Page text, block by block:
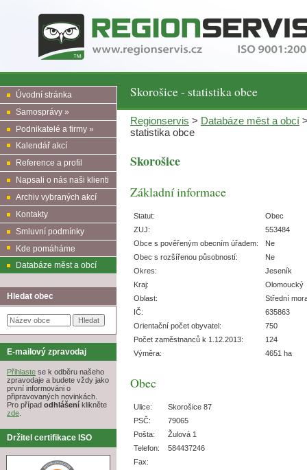
Skorošice - statistika obce
Úvodní stránka
Samosprávy »
Podnikatelé a firmy »
Kalendář akcí
Reference a profil
Napsali o nás naši klienti
Archiv vybraných akcí
Kontakty
Smluvní podmínky
Kde pomáháme
Databáze měst a obcí
Hledat obec
E-mailový zpravodaj
Přihlaste se k odběru našeho
zpravodaje a budete vždy jako
první informováni o
připravovaných novinkách.
Pro případ odhlášení klikněte
zde.
Držitel certifikace ISO
Regionservis > Databáze měst a obcí
statistika obce
Skorošice
Základní informace
Statut:
Obec
ZUJ:
553484
Obce s pověřeným obecním úřadem:
Ne
Obec s rozšířenou působností:
Ne
Okres:
Jeseník
Kraj:
Olomoucký
Oblast:
Střední
IČ:
635863
Orientační počet obyvatel:
750
Počet zaměstnanců k 1.12.2013:
124
Výměra:
4651 ha
Obec
Ulice:
Skorošice 87
PSČ:
79065
Pošta:
Žulová 1
Telefon:
584437246
Fax: